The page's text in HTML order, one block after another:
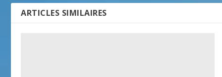
ARTICLES SIMILAIRES